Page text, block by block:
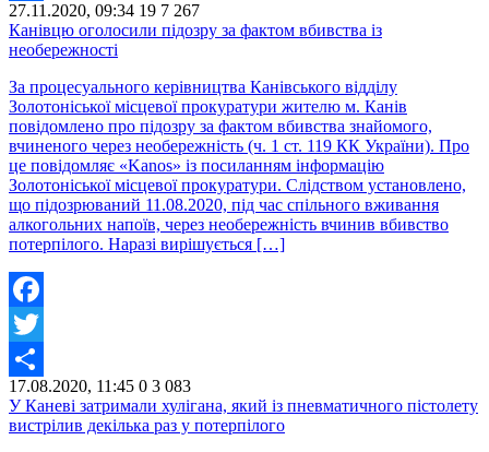
Share
27.11.2020, 09:34 19 7 267
Канівцю оголосили підозру за фактом вбивства із
необережності
За процесуального керівництва Канівського відділу
Золотоніської місцевої прокуратури жителю м. Канів
повідомлено про підозру за фактом вбивства знайомого,
вчиненого через необережність (ч. 1 ст. 119 КК України). Про
це повідомляє «Kanos» із посиланням інформацію
Золотоніської місцевої прокуратури. Слідством установлено,
що підозрюваний 11.08.2020, під час спільного вживання
алкогольних напоїв, через необережність вчинив вбивство
потерпілого. Наразі вирішується […]
Facebook
Twitter
Share
17.08.2020, 11:45 0 3 083
У Каневі затримали хулігана, який із пневматичного пістолету
вистрілив декілька раз у потерпілого